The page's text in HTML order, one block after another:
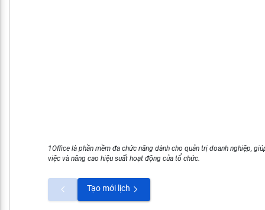
1Office là phần mềm đa chức năng dành cho quản trị doanh nghiệp,
việc và nâng cao hiệu suất hoạt động của tổ chức.
Tạo mới lịch